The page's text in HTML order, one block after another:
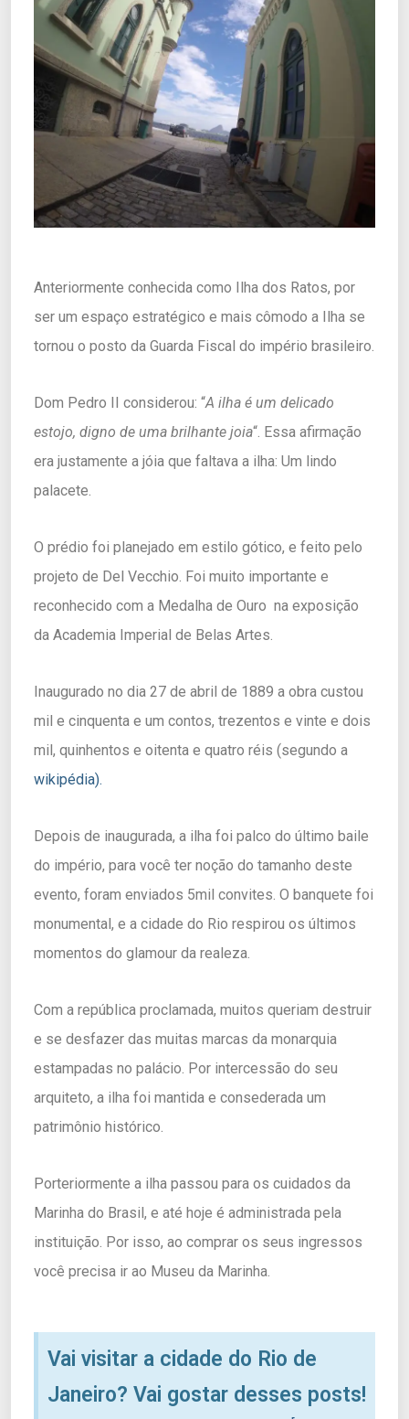
Anteriormente conhecida como Ilha dos Ratos, por
ser um espaço estratégico e mais cômodo a Ilha se
tornou o posto da Guarda Fiscal do império brasileiro.
Dom Pedro II considerou: “A ilha é um delicado
estojo, digno de uma brilhante joia“. Essa afirmação
era justamente a jóia que faltava a ilha: Um lindo
palacete.
O prédio foi planejado em estilo gótico, e feito pelo
projeto de Del Vecchio. Foi muito importante e
reconhecido com a Medalha de Ouro na exposição
da Academia Imperial de Belas Artes.
Inaugurado no dia 27 de abril de 1889 a obra custou
mil e cinquenta e um contos, trezentos e vinte e dois
mil, quinhentos e oitenta e quatro réis (segundo a
wikipédia).
Depois de inaugurada, a ilha foi palco do último baile
do império, para você ter noção do tamanho deste
evento, foram enviados 5mil convites. O banquete foi
monumental, e a cidade do Rio respirou os últimos
momentos do glamour da realeza.
Com a república proclamada, muitos queriam destruir
e se desfazer das muitas marcas da monarquia
estampadas no palácio. Por intercessão do seu
arquiteto, a ilha foi mantida e consederada um
patrimônio histórico.
Porteriormente a ilha passou para os cuidados da
Marinha do Brasil, e até hoje é administrada pela
instituição. Por isso, ao comprar os seus ingressos
você precisa ir ao Museu da Marinha.
Vai visitar a cidade do Rio de
Janeiro? Vai gostar desses posts!